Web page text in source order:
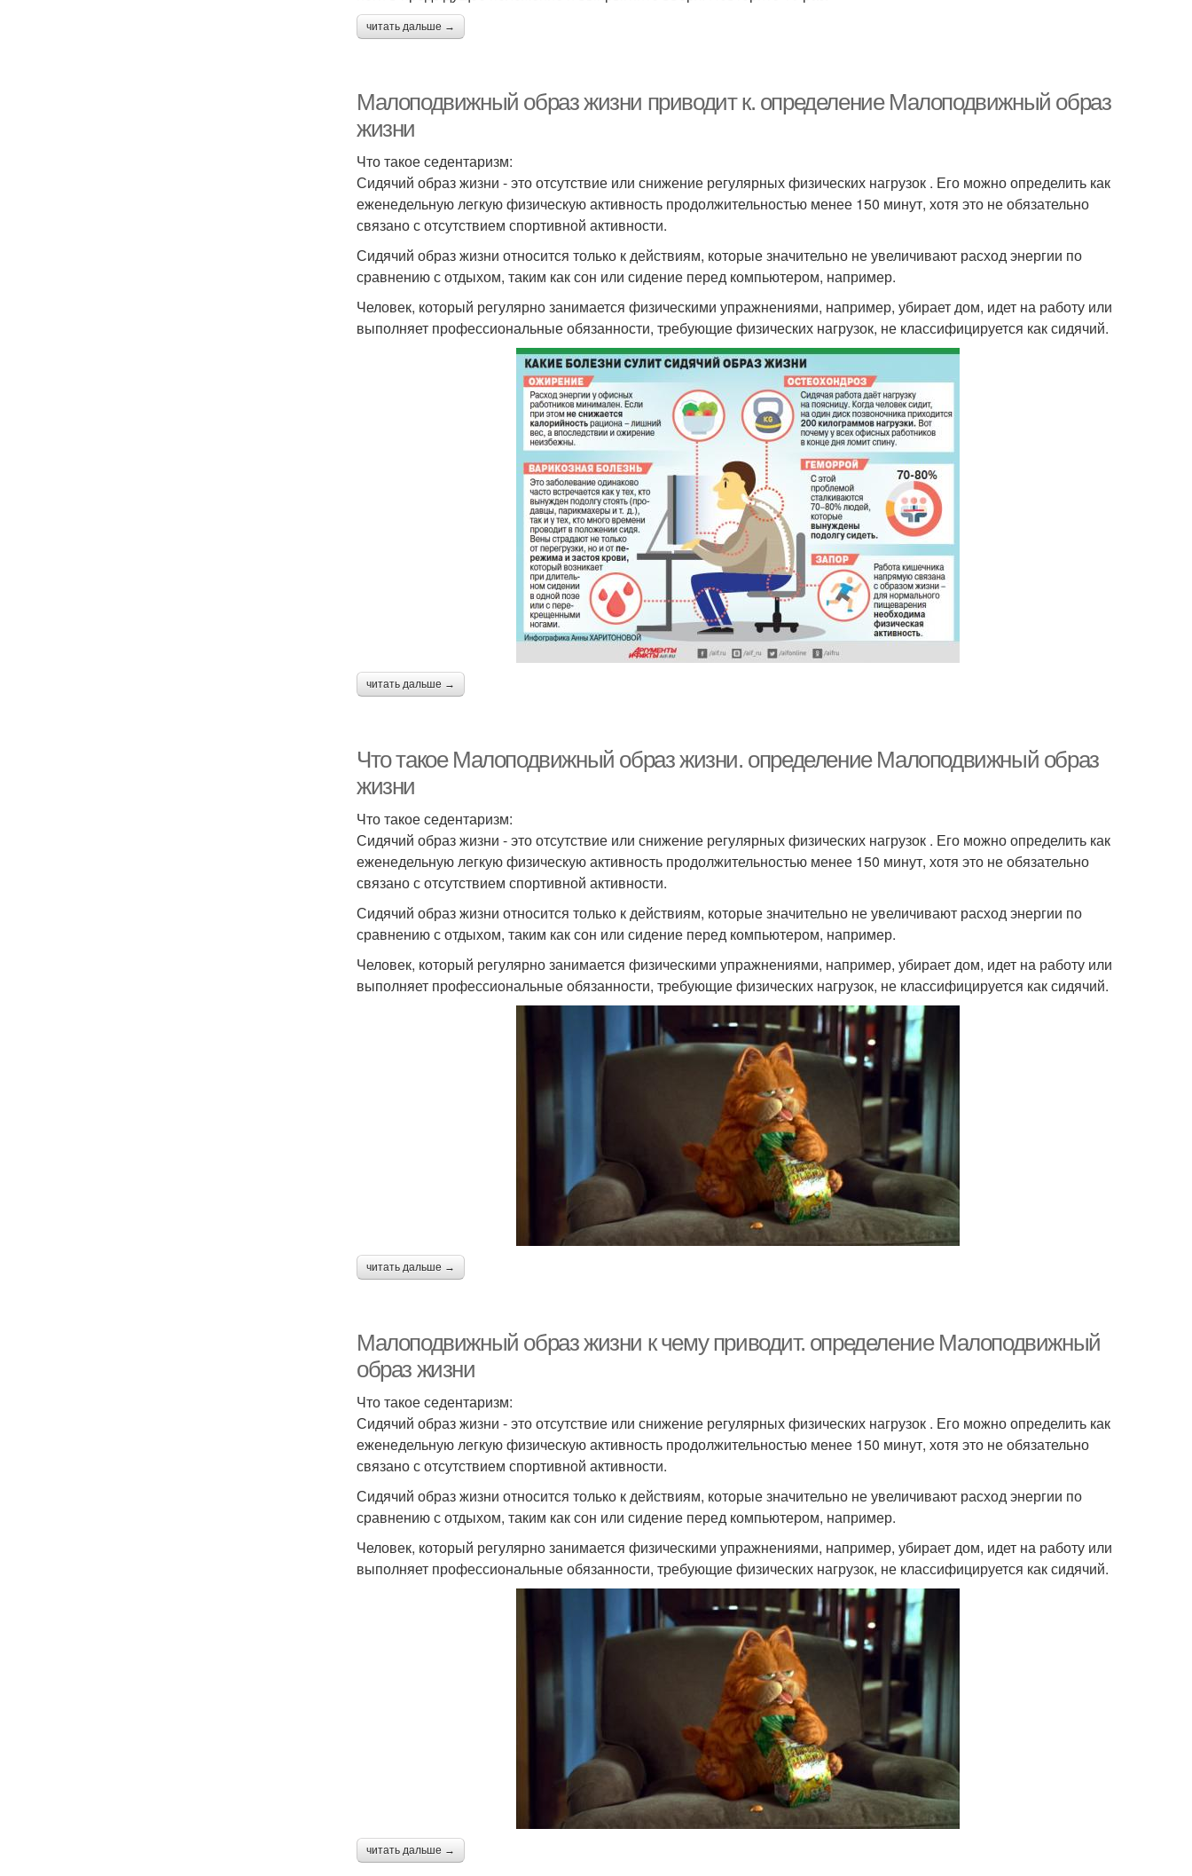
читать дальше →
Малоподвижный образ жизни приводит к. определение Малоподвижный образ
жизни
Что такое седентаризм:
Сидячий образ жизни - это отсутствие или снижение регулярных физических нагрузок . Его можно определить как
еженедельную легкую физическую активность продолжительностью менее 150 минут, хотя это не обязательно
связано с отсутствием спортивной активности.
Сидячий образ жизни относится только к действиям, которые значительно не увеличивают расход энергии по
сравнению с отдыхом, таким как сон или сидение перед компьютером, например.
Человек, который регулярно занимается физическими упражнениями, например, убирает дом, идет на работу или
выполняет профессиональные обязанности, требующие физических нагрузок, не классифицируется как сидячий.
читать дальше →
Что такое Малоподвижный образ жизни. определение Малоподвижный образ
жизни
Что такое седентаризм:
Сидячий образ жизни - это отсутствие или снижение регулярных физических нагрузок . Его можно определить как
еженедельную легкую физическую активность продолжительностью менее 150 минут, хотя это не обязательно
связано с отсутствием спортивной активности.
Сидячий образ жизни относится только к действиям, которые значительно не увеличивают расход энергии по
сравнению с отдыхом, таким как сон или сидение перед компьютером, например.
Человек, который регулярно занимается физическими упражнениями, например, убирает дом, идет на работу или
выполняет профессиональные обязанности, требующие физических нагрузок, не классифицируется как сидячий.
читать дальше →
Малоподвижный образ жизни к чему приводит. определение Малоподвижный
образ жизни
Что такое седентаризм:
Сидячий образ жизни - это отсутствие или снижение регулярных физических нагрузок . Его можно определить как
еженедельную легкую физическую активность продолжительностью менее 150 минут, хотя это не обязательно
связано с отсутствием спортивной активности.
Сидячий образ жизни относится только к действиям, которые значительно не увеличивают расход энергии по
сравнению с отдыхом, таким как сон или сидение перед компьютером, например.
Человек, который регулярно занимается физическими упражнениями, например, убирает дом, идет на работу или
выполняет профессиональные обязанности, требующие физических нагрузок, не классифицируется как сидячий.
читать дальше →